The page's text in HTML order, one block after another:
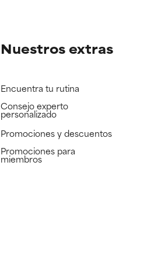
Nuestros extras
Encuentra tu rutina
Consejo experto
personalizado
Promociones y descuentos​
Promociones para
miembros